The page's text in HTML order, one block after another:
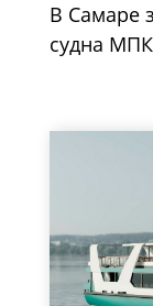
В Самаре
судна